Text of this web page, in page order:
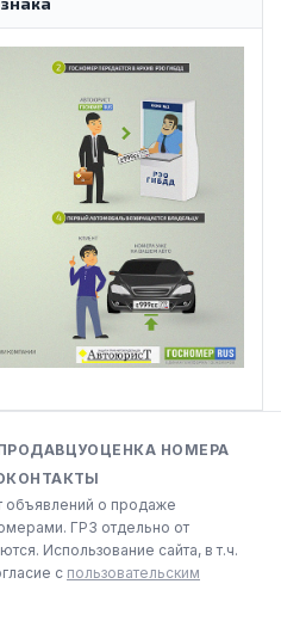
о продаже
ГРЗ отдельно от
Использование сайта, в т.ч.
с пользовательским
ОЦЕНКА НОМЕРА
КОНТАКТЫ